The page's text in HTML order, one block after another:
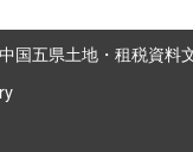
中国五県土地・租税資料